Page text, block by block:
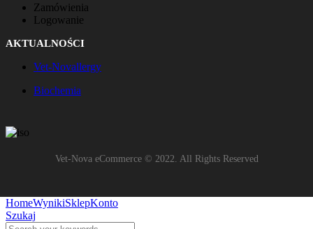
Zamówienia
Logowanie
AKTUALNOŚCI
Vet-Novallergy
Biochemia
Vet-Nova eCommerce © 2022. All Rights Reserved
HomeWynikiSklepKonto
Szukaj